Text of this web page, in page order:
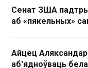
Сенат ЗША
аб «пякельных»
Айцец
аб'ядноўваць